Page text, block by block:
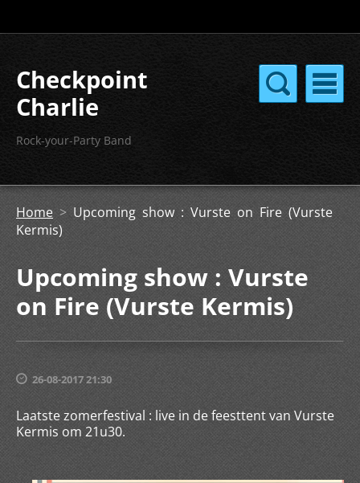
Checkpoint
Charlie
Rock-your-Party Band
Home > Upcoming show : Vurste on Fire (Vurste
Kermis)
Upcoming show : Vurste
on Fire (Vurste Kermis)
26-08-2017 21:30
Laatste zomerfestival : live in de feesttent van Vurste
Kermis om 21u30.